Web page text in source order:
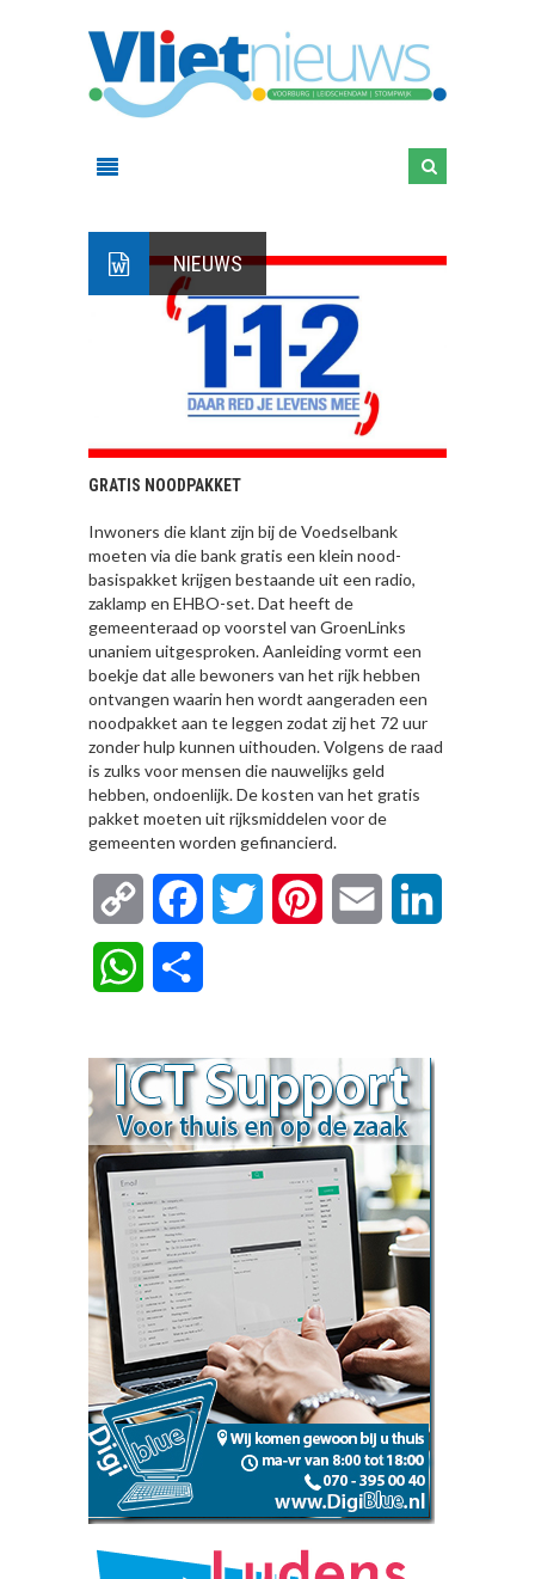
NIEUWS
GRATIS NOODPAKKET
Inwoners die klant zijn bij de Voedselbank
moeten via die bank gratis een klein nood-
basispakket krijgen bestaande uit een radio,
zaklamp en EHBO-set. Dat heeft de
gemeenteraad op voorstel van GroenLinks
unaniem uitgesproken. Aanleiding vormt een
boekje dat alle bewoners van het rijk hebben
ontvangen waarin hen wordt aangeraden een
noodpakket aan te leggen zodat zij het 72 uur
zonder hulp kunnen uithouden. Volgens de raad
is zulks voor mensen die nauwelijks geld
hebben, ondoenlijk. De kosten van het gratis
pakket moeten uit rijksmiddelen voor de
gemeenten worden gefinancierd.
Copy
Link
FacebookTwitter Pinterest Email
WhatsApp